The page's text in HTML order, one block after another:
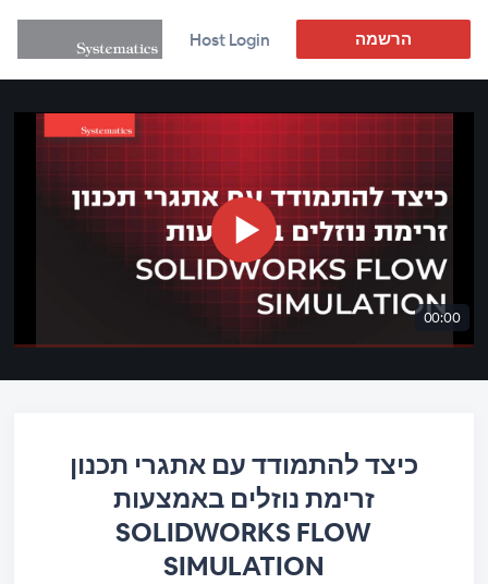
Host Login הרשמה
00:00
כיצד להתמודד עם אתגרי תכנון
זרימת נוזלים באמצעות
SOLIDWORKS FLOW
SIMULATION